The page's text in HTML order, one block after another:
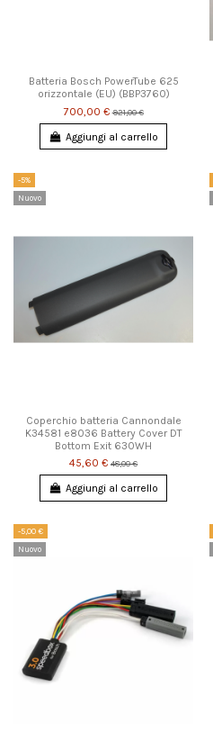
Batteria Bosch PowerTube 625
orizzontale (EU) (BBP3760)
700,00 € 921,00 €
Aggiungi al carrello
-5%
Nuovo
Coperchio batteria Cannondale
K34581 e8036 Battery Cover DT
Bottom Exit 630WH
45,60 € 48,00 €
Aggiungi al carrello
-5,00 €
Nuovo